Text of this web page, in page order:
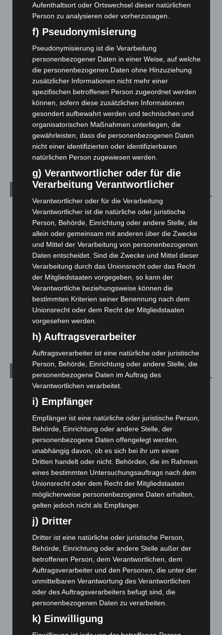
Brand im „Haus der Begegnung“ in Neuwarmbüchen schnell
6. August 2026
Region Hannover: 21 neue Notfallsanitäter starten beim
Roten Kreuz
5. August 2026
Mann läuft mit Hockeyschläger über A7 – Polizei sucht
Zeugen
5. August 2026
Celle: Mensch stirbt bei Bagger-Unfall auf Baustelle
5. August 2026
Kategorien
Blaulicht
Corona-News
712
Hannover und Region
Langenhagen und Ortsteile
3.252
Leserbriefe
Menschen
Über uns
Veranstaltungen
Juli 2026(73)
Juni 2026(139)
Mai 2026(99)
April 2026(99)
März 2026(115)
Februar 2026(109)
Januar 2026(122)
Dezember 2025
November 2025(114)
Oktober 2025 (112)
September 2025 (93)
August 2025(90)
Juli 2025(90)
Juni 2025(103)
Mai 2025(112)
April 2025(88)
Aufenthaltsort oder Ortswechsel dieser natürlichen
Person zu analysieren oder vorherzusagen.
f) Pseudonymisierung
Pseudonymisierung ist die Verarbeitung
personenbezogener Daten in einer Weise, auf welche
die personenbezogenen Daten ohne Hinzuziehung
zusätzlicher Informationen nicht mehr einer
spezifischen betroffenen Person zugeordnet werden
können, sofern diese zusätzlichen Informationen
gesondert aufbewahrt werden und technischen und
organisatorischen Maßnahmen unterliegen, die
gewährleisten, dass die personenbezogenen Daten
nicht einer identifizierten oder identifizierbaren
natürlichen Person zugewiesen werden.
g) Verantwortlicher oder für die
Verarbeitung Verantwortlicher
Verantwortlicher oder für die Verarbeitung
Verantwortlicher ist die natürliche oder juristische
Person, Behörde, Einrichtung oder andere Stelle, die
allein oder gemeinsam mit anderen über die Zwecke
und Mittel der Verarbeitung von personenbezogenen
Daten entscheidet. Sind die Zwecke und Mittel dieser
Verarbeitung durch das Unionsrecht oder das Recht
der Mitgliedstaaten vorgegeben, so kann der
Verantwortliche beziehungsweise können die
bestimmten Kriterien seiner Benennung nach dem
Unionsrecht oder dem Recht der Mitgliedstaaten
vorgesehen werden.
h) Auftragsverarbeiter
Auftragsverarbeiter ist eine natürliche oder juristische
Person, Behörde, Einrichtung oder andere Stelle, die
personenbezogene Daten im Auftrag des
Verantwortlichen verarbeitet.
i) Empfänger
Empfänger ist eine natürliche oder juristische Person,
Behörde, Einrichtung oder andere Stelle, der
personenbezogene Daten offengelegt werden,
unabhängig davon, ob es sich bei ihr um einen
Dritten handelt oder nicht. Behörden, die im Rahmen
eines bestimmten Untersuchungsauftrags nach dem
Unionsrecht oder dem Recht der Mitgliedstaaten
möglicherweise personenbezogene Daten erhalten,
gelten jedoch nicht als Empfänger.
j) Dritter
Dritter ist eine natürliche oder juristische Person,
Behörde, Einrichtung oder andere Stelle außer der
betroffenen Person, dem Verantwortlichen, dem
Auftragsverarbeiter und den Personen, die unter der
unmittelbaren Verantwortung des Verantwortlichen
oder des Auftragsverarbeiters befugt sind, die
personenbezogenen Daten zu verarbeiten.
k) Einwilligung